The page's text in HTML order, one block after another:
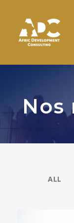
Nos
ALL